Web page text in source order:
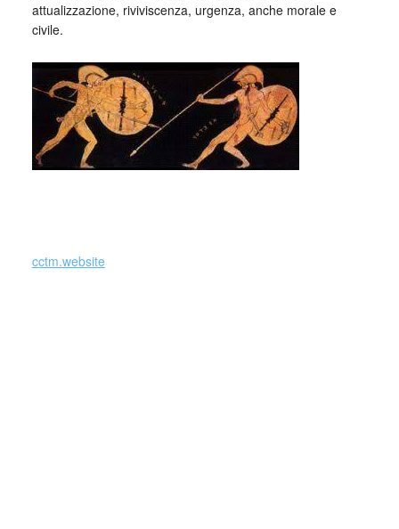
attualizzazione, riviviscenza, urgenza, anche morale e
civile.
cctm.website